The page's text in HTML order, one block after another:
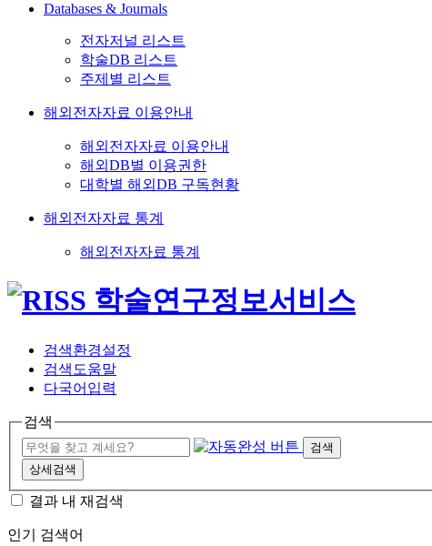
Databases & Journals
전자저널 리스트
학술DB 리스트
주제별 리스트
해외전자자료 이용안내
해외전자자료 이용안내
해외DB별 이용권한
대학별 해외DB 구독현황
해외전자자료 통계
해외전자자료 통계
검색환경설정
검색도움말
다국어입력
검색
검색
상세검색
결과 내 재검색
인기 검색어